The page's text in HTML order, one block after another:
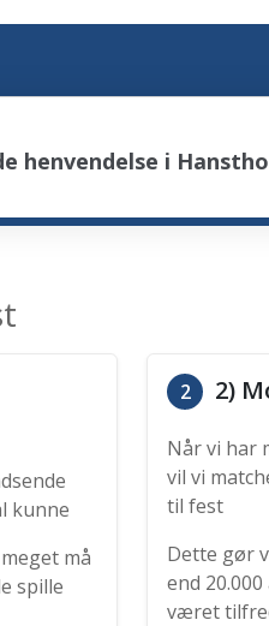
henvendelse i
kunne
må
spille
2 2)
Når vi har
vil vi
til fest
Dette gør
end
været